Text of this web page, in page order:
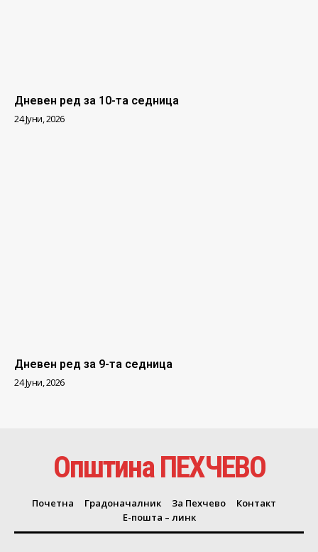
Дневен ред за 10-та седница
24 Јуни, 2026
Дневен ред за 9-та седница
24 Јуни, 2026
Општина ПЕХЧЕВО
Почетна Градоначалник За Пехчево
Контакт
Е-пошта – линк